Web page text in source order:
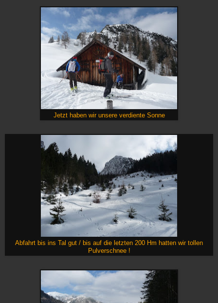
Jetzt haben wir unsere verdiente Sonne
Abfahrt bis ins Tal gut / bis auf die letzten 200 Hm hatten wir tollen
Pulverschnee !